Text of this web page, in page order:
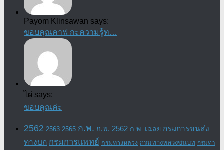
Payom Klinsawan says:
ขอบคุณคาฟ กะความรู้ท…
ไผ่ says:
ขอบคุณค่ะ
2562 2563 2565 ก.พ. ก.พ. 2562 ก.พ. เฉลย กรมการขนส่ง
ทางบก กรมการแพทย์ กรมทางหลวง กรมทางหลวงชนบท กรมท่า